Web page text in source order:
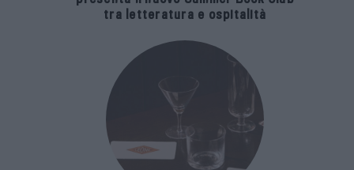
tra letteratura e ospitalità